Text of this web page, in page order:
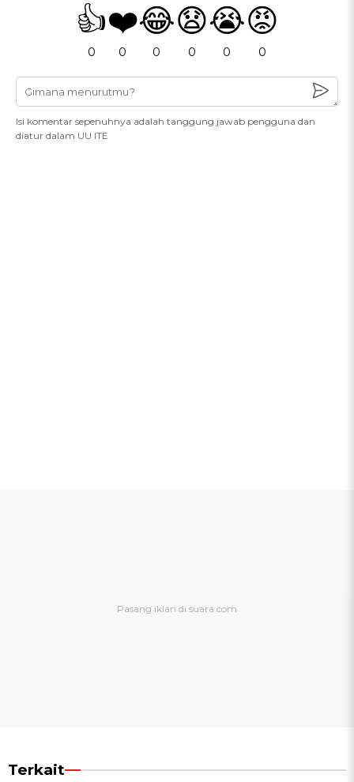
👍
0
❤️
0
😂
0
😧
0
😭
0
😡
0
Isi komentar sepenuhnya adalah tanggung jawab pengguna dan
diatur dalam UU ITE
Terkait